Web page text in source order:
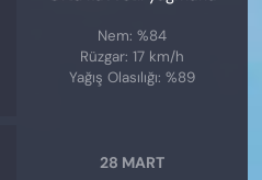
Nem: %84
Rüzgar: 17 km/h
Yağış Olasılığı: %89
28 MART